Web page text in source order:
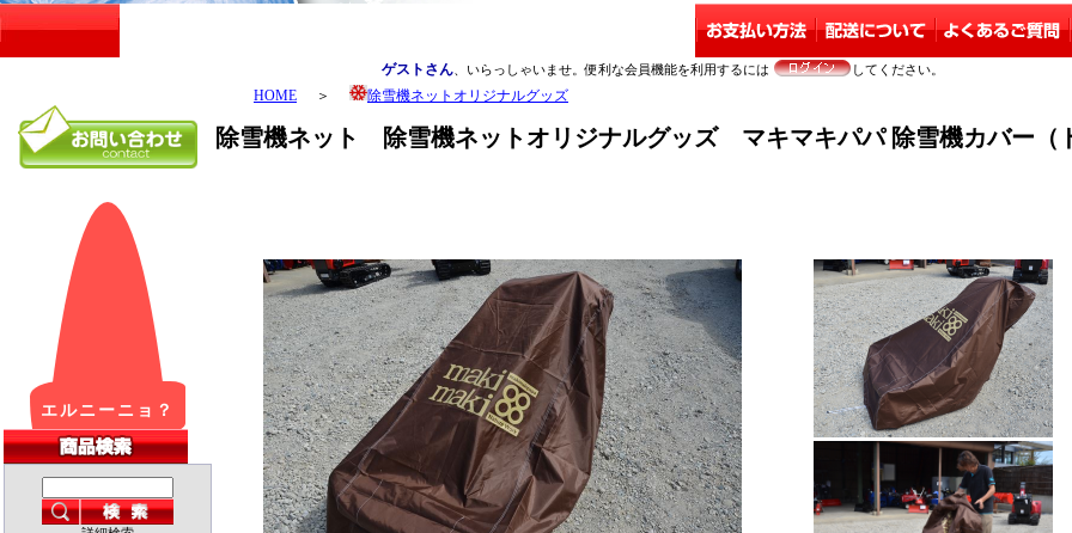
ゲストさん 、いらっしゃいませ。便利な会員機能を利用するには してください。
HOME ＞ 除雪機ネットオリジナルグッズ
除雪機ネット 除雪機ネットオリジナルグッズ マキマキパパ 除雪機カバー（